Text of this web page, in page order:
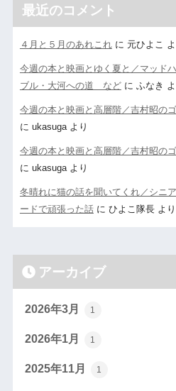
最近のコメント
４月と５月のあれこれに 元ひよこ
今週の本と映画とゆく夏と／マッド
ブル・大河への道 などに ふなき
今週の本と映画と高層階／吉村昭の
に ukasugaより
今週の本と映画と高層階／吉村昭の
に ukasugaより
冬晴れに猫の話を聞いてくれ／シニ
ードで頑張った話に ひよこ隊長より
アーカイブ
2026年3月 1
2026年1月 1
2025年11月 1